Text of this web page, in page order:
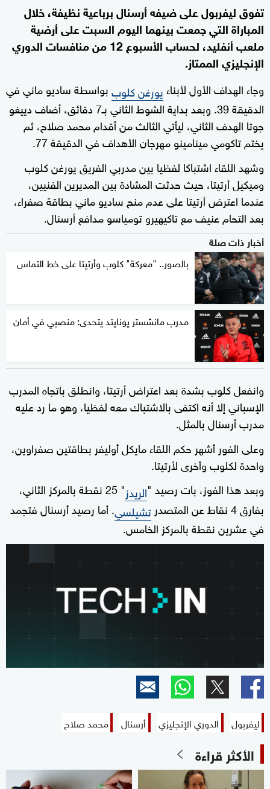
تفوق ليفربول على ضيفه أرسنال برباعية نظيفة، خلال
المباراة التي جمعت بينهما اليوم السبت على أرضية
ملعب أنفليد، لحساب الأسبوع 12 من منافسات الدوري
الإنجليزي الممتاز.
وجاء الهداف الأول لأبناء يورغن كلوببواسطة ساديو ماني في
الدقيقة 39. وبعد بداية الشوط الثاني بـ7 دقائق، أضاف دييغو
جوتا الهدف الثاني، ليأتي الثالث من أقدام محمد صلاح، ثم
يختم تاكومي مينامينو مهرجان الأهداف في الدقيقة 77.
وشهد اللقاء اشتباكا لفظيا بين مدربي الفريق يورغن كلوب
وميكيل أرتيتا، حيث حدثت المشادة بين المديرين الفنيين،
عندما اعترض أرتيتا على عدم منح ساديو ماني بطاقة صفراء،
بعد التحام عنيف مع تاكيهيرو تومياسو مدافع أرسنال.
أخبار ذات صلة
بالصور.. "معركة" كلوب وأرتيتا على خط التماس
مدرب مانشستر يونايتد يتحدى: منصبي في أمان
وانفعل كلوب بشدة بعد اعتراض أرتيتا، وانطلق باتجاه المدرب
الإسباني إلا أنه اكتفى بالاشتباك معه لفظيا، وهو ما رد عليه
مدرب أرسنال بالمثل.
وعلى الفور أشهر حكم اللقاء مايكل أوليفر بطاقتين صفراوين،
واحدة لكلوب وأخرى لأرتيتا.
وبعد هذا الفوز، بات رصيد "الريدز
" 25 نقطة بالمركز الثاني،
بفارق 4 نقاط عن المتصدر
تشيلسي. أما رصيد أرسنال فتجمد
في عشرين نقطة بالمركز الخامس.
ليفربول الدوري الإنجليزي أرسنال محمد صلاح
الأكثر قراءة